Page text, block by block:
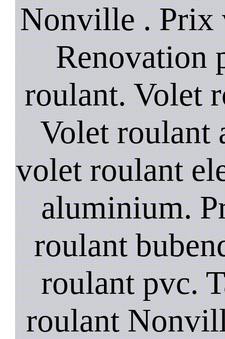
Nonville . Prix
Renovation
roulant. Volet
Volet roulant
volet roulant
aluminium.
roulant
roulant pvc.
roulant